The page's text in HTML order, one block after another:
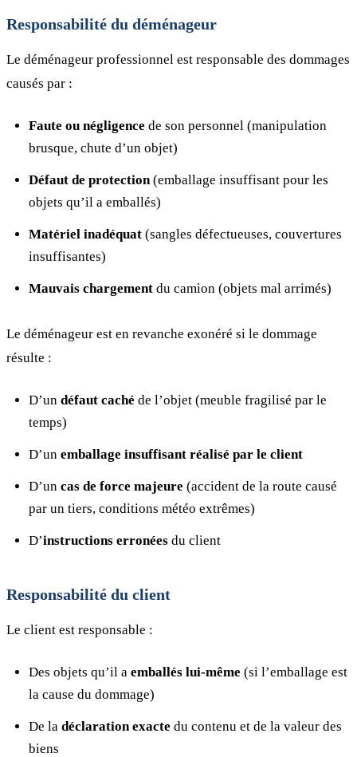
Responsabilité du déménageur
Le déménageur professionnel est responsable des dommages
causés par :
Faute ou négligence de son personnel (manipulation
brusque, chute d’un objet)
Défaut de protection(emballage insuffisant pour les
objets qu’il a emballés)
Matériel inadéquat (sangles défectueuses, couvertures
insuffisantes)
Mauvais chargement du camion (objets mal arrimés)
Le déménageur est en revanche exonéré si le dommage
résulte :
D’un défaut caché de l’objet (meuble fragilisé par le
temps)
D’un emballage insuffisant réalisé par le client
D’un cas de force majeure (accident de la route causé
par un tiers, conditions météo extrêmes)
D’instructions erronées du client
Responsabilité du client
Le client est responsable :
Des objets qu’il a emballés lui-même (si l’emballage est
la cause du dommage)
De la déclaration exacte du contenu et de la valeur des
biens